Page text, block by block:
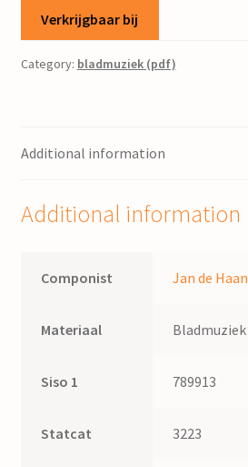
Verkrijgbaar bij
Category: bladmuziek (pdf)
Additional information
Additional information
Componist Jan de Haan
Materiaal Bladmuziek
Siso 1 789913
Statcat 3223